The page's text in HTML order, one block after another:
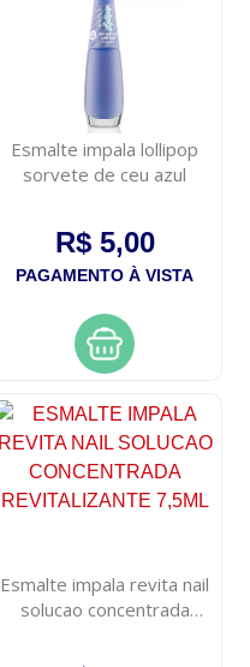
Esmalte impala lollipop
sorvete de ceu azul
R$ 5,00
PAGAMENTO À VISTA
Esmalte impala revita nail
solucao concentrada